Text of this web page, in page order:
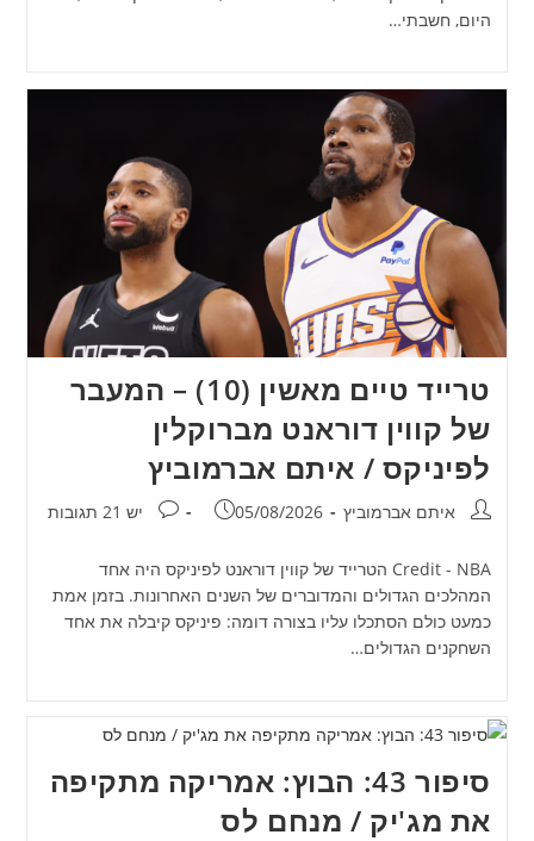
היום, חשבתי…
טרייד טיים מאשין (10) – המעבר
של קווין דוראנט מברוקלין
לפיניקס / איתם אברמוביץ
מחבר:איתם אברמוביץ פורסם:
05/08/2026 תגובות:
יש 21 תגובות
Credit - NBA הטרייד של קווין דוראנט לפיניקס היה אחד
המהלכים הגדולים והמדוברים של השנים האחרונות. בזמן אמת
כמעט כולם הסתכלו עליו בצורה דומה: פיניקס קיבלה את אחד
השחקנים הגדולים…
סיפור 43: הבוץ: אמריקה מתקיפה
את מג'יק / מנחם לס